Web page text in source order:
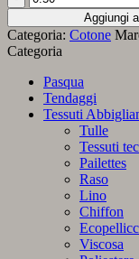
Toscana
Telerie
tessuto
fantasia
floreale
su
fondo
chiaro
quantità
Aggiungi
Categoria: Cotone
Categoria
Pasqua
Tendaggi
Tessuti
Tulle
Tessuti
Pailettes
Raso
Lino
Chiffon
Viscosa